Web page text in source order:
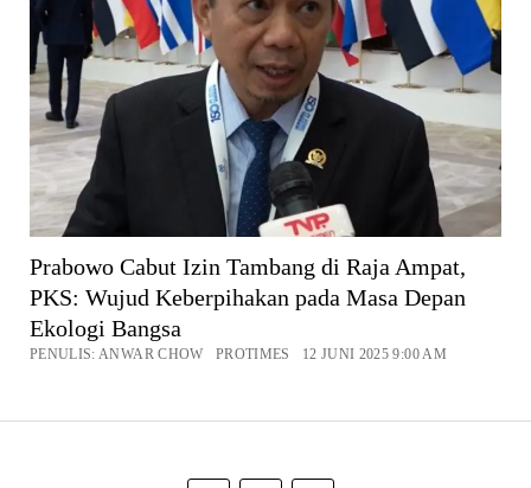
Prabowo Cabut Izin Tambang di Raja Ampat,
PKS: Wujud Keberpihakan pada Masa Depan
Ekologi Bangsa
PENULIS: ANWAR CHOW PROTIMES 12 JUNI 2025 9:00 AM